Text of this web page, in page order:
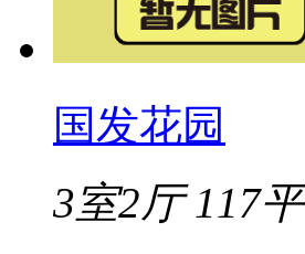
国发花园
3室2厅 117平